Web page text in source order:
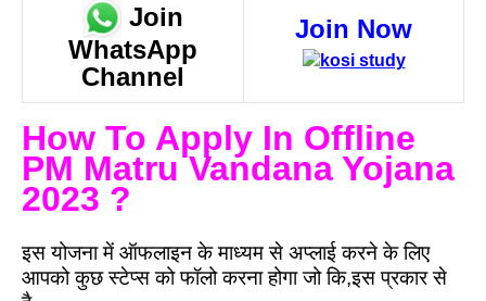
Join
WhatsApp
Channel
Join Now
How To Apply In Offline
PM Matru Vandana Yojana
2023 ?
इस योजना में ऑफलाइन के माध्यम से अप्लाई करने के लिए
आपको कुछ स्टेप्स को फॉलो करना होगा जो कि,इस प्रकार से